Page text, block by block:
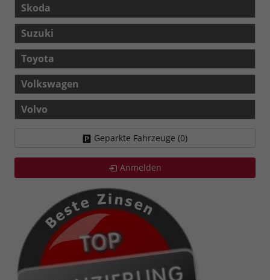
Skoda
Suzuki
Toyota
Volkswagen
Volvo
Geparkte Fahrzeuge (0)
Anmelden